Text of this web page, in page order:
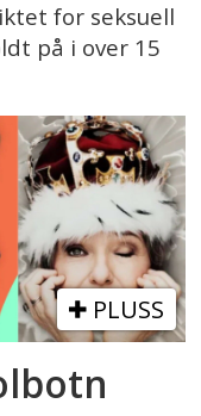
for seksuell
på i over 15
PLUSS